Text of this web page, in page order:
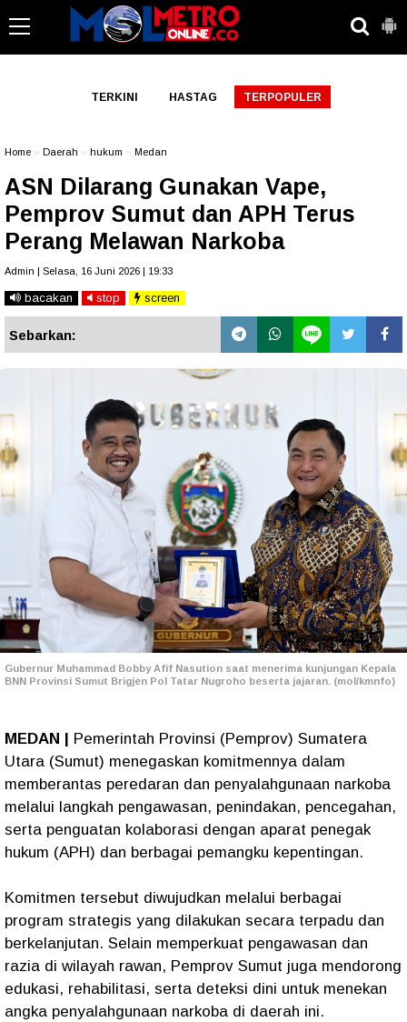
TERKINI HASTAG TERPOPULER
Home Daerah hukum Medan
ASN Dilarang Gunakan Vape,
Pemprov Sumut dan APH Terus
Perang Melawan Narkoba
Admin | Selasa, 16 Juni 2026 | 19:33
bacakan stop screen
Sebarkan:
Gubernur Muhammad Bobby Afif Nasution saat menerima kunjungan Kepala
BNN Provinsi Sumut Brigjen Pol Tatar Nugroho beserta jajaran. (mol/kmnfo)
MEDAN | Pemerintah Provinsi (Pemprov) Sumatera
Utara (Sumut) menegaskan komitmennya dalam
memberantas peredaran dan penyalahgunaan narkoba
melalui langkah pengawasan, penindakan, pencegahan,
serta penguatan kolaborasi dengan aparat penegak
hukum (APH) dan berbagai pemangku kepentingan.
Komitmen tersebut diwujudkan melalui berbagai
program strategis yang dilakukan secara terpadu dan
berkelanjutan. Selain memperkuat pengawasan dan
razia di wilayah rawan, Pemprov Sumut juga mendorong
edukasi, rehabilitasi, serta deteksi dini untuk menekan
angka penyalahgunaan narkoba di daerah ini.